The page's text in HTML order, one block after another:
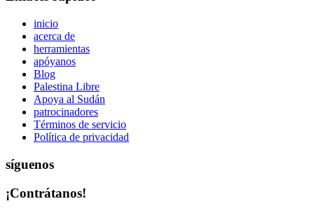
inicio
acerca de
herramientas
apóyanos
Blog
Palestina Libre
Apoya al Sudán
patrocinadores
Términos de servicio
Política de privacidad
síguenos
¡Contrátanos!